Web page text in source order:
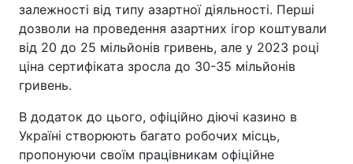
залежності від типу азартної діяльності. Перші
дозволи на проведення азартних ігор коштували
від 20 до 25 мільйонів гривень, але у 2023 році
ціна сертифіката зросла до 30-35 мільйонів
гривень.
В додаток до цього, офіційно діючі казино в
Україні створюють багато робочих місць,
пропонуючи своїм працівникам офіційне